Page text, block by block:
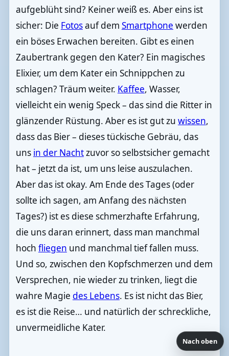
aufgeblüht sind? Keiner weiß es. Aber eins ist
sicher: Die Fotosauf dem Smartphone werden
ein böses Erwachen bereiten. Gibt es einen
Zaubertrank gegen den Kater? Ein magisches
Elixier, um dem Kater ein Schnippchen zu
schlagen? Träum weiter. Kaffee, Wasser,
vielleicht ein wenig Speck – das sind die Ritter in
glänzender Rüstung. Aber es ist gut zu wissen,
dass das Bier – dieses tückische Gebräu, das
uns in der Nachtzuvor so selbstsicher gemacht
hat – jetzt da ist, um uns leise auszulachen.
Aber das ist okay. Am Ende des Tages (oder
sollte ich sagen, am Anfang des nächsten
Tages?) ist es diese schmerzhafte Erfahrung,
die uns daran erinnert, dass man manchmal
hoch fliegen und manchmal tief fallen muss.
Und so, zwischen den Kopfschmerzen und dem
Versprechen, nie wieder zu trinken, liegt die
wahre Magie des Lebens. Es ist nicht das Bier,
es ist die Reise… und natürlich der schreckliche,
unvermeidliche Kater.
Nach oben